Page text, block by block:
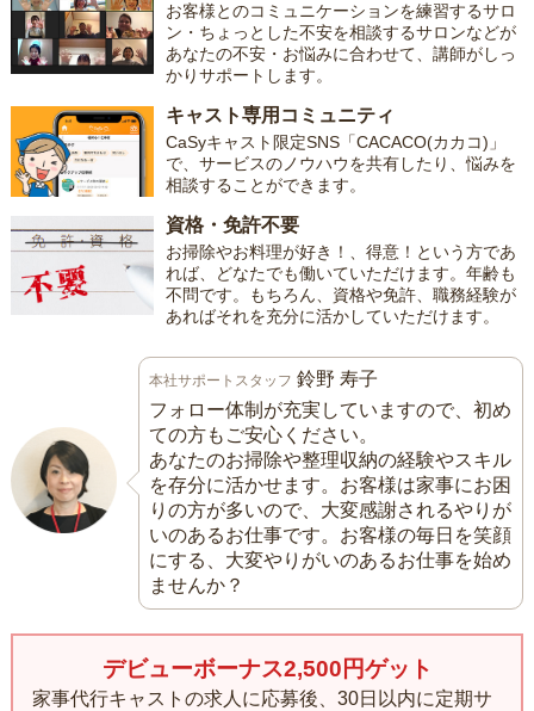
お客様とのコミュニケーションを練習するサロ
ン・ちょっとした不安を相談するサロンなどが
あなたの不安・お悩みに合わせて、講師がしっ
かりサポートします。
キャスト専用コミュニティ
CaSyキャスト限定SNS「CACACO(カカコ)」
で、サービスのノウハウを共有したり、悩みを
相談することができます。
資格・免許不要
お掃除やお料理が好き！、得意！という方であ
れば、どなたでも働いていただけます。年齢も
不問です。もちろん、資格や免許、職務経験が
あればそれを充分に活かしていただけます。
本社サポートスタッフ 鈴野 寿子
フォロー体制が充実していますので、初め
ての方もご安心ください。
あなたのお掃除や整理収納の経験やスキル
を存分に活かせます。お客様は家事にお困
りの方が多いので、大変感謝されるやりが
いのあるお仕事です。お客様の毎日を笑顔
にする、大変やりがいのあるお仕事を始め
ませんか？
デビューボーナス2,500円ゲット
家事代行キャストの求人に応募後、30日以内に定期サ